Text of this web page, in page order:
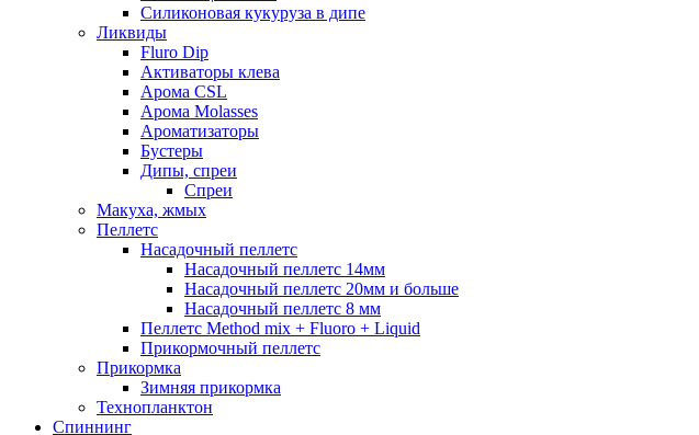
Силиконовая кукуруза в дипе
Ликвиды
Fluro Dip
Активаторы клева
Арома CSL
Арома Molasses
Ароматизаторы
Бустеры
Дипы, спреи
Спреи
Макуха, жмых
Пеллетс
Насадочный пеллетс
Насадочный пеллетс 14мм
Насадочный пеллетс 20мм и больше
Насадочный пеллетс 8 мм
Пеллетс Method mix + Fluoro + Liquid
Прикормочный пеллетс
Прикормка
Зимняя прикормка
Технопланктон
Спиннинг